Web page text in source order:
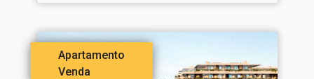
Apartamento
Venda